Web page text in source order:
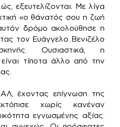
εξευτελίζονται. Με λίγα
«ο θάνατός σου η ζωή
δρόμο ακολούθησε η
τον Ευάγγελο Βενιζέλο
Ουσιαστικά, η
τίποτα άλλο από την
έχοντας επίγνωση της
χωρίς κανέναν
εγνωσμένης αξίας.